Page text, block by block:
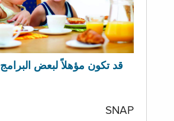
قد تكون مؤهلاً لبعض البرامج
SNAP